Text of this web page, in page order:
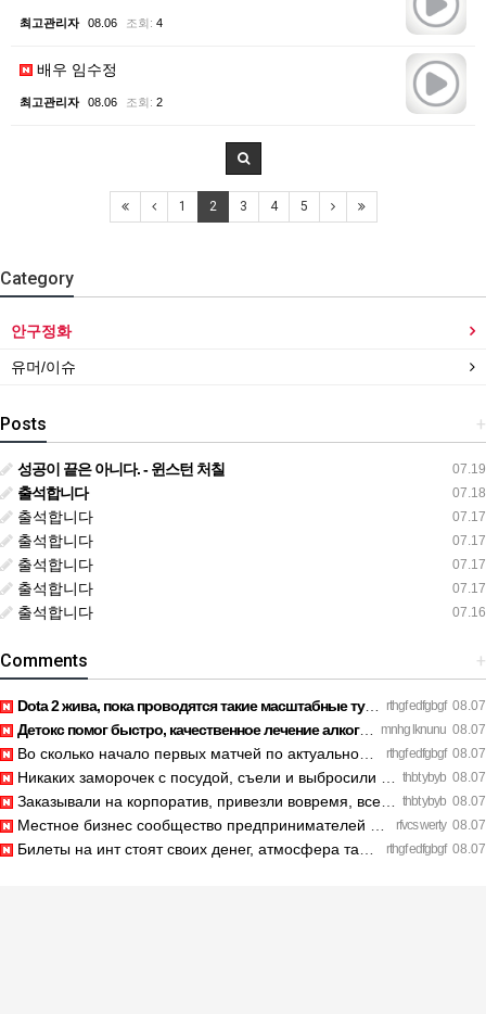
최고관리자 08.06 조회: 4
배우 임수정
최고관리자 08.06 조회: 2
1 2 3 4 5
Category
안구정화
유머/이슈
+
Posts
07.19
성공이 끝은 아니다. - 윈스턴 처칠
07.18
출석합니다
07.17
출석합니다
07.17
출석합니다
07.17
출석합니다
07.17
출석합니다
07.16
출석합니다
+
Comments
rthgf edfgbgf 08.07
Dota 2 жива, пока проводятся такие масштабные турниры. https…
mnhg lknunu 08.07
Детокс помог быстро, качественное лечение алкоголизма Санкт-…
rthgf edfgbgf 08.07
Во сколько начало первых матчей по актуальному расписанию? h…
thbt ybyb 08.07
Никаких заморочек с посудой, съели и выбросили шпажки. https…
thbt ybyb 08.07
Заказывали на корпоратив, привезли вовремя, все свежее. http…
rfvcs werty 08.07
Местное бизнес сообщество предпринимателей в Санкт-Петербург…
rthgf edfgbgf 08.07
Билеты на инт стоят своих денег, атмосфера там просто непере…